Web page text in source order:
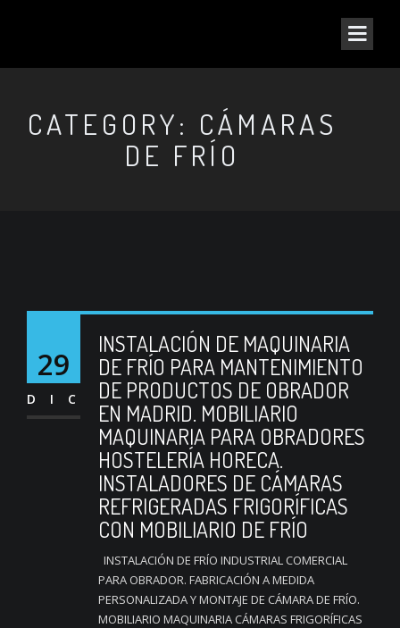
CATEGORY: CÁMARAS
DE FRÍO
29
DIC
INSTALACIÓN DE MAQUINARIA
DE FRÍO PARA MANTENIMIENTO
DE PRODUCTOS DE OBRADOR
EN MADRID. MOBILIARIO
MAQUINARIA PARA OBRADORES
HOSTELERÍA HORECA.
INSTALADORES DE CÁMARAS
REFRIGERADAS FRIGORÍFICAS
CON MOBILIARIO DE FRÍO
INSTALACIÓN DE FRÍO INDUSTRIAL COMERCIAL
PARA OBRADOR. FABRICACIÓN A MEDIDA
PERSONALIZADA Y MONTAJE DE CÁMARA DE FRÍO.
MOBILIARIO MAQUINARIA CÁMARAS FRIGORÍFICAS